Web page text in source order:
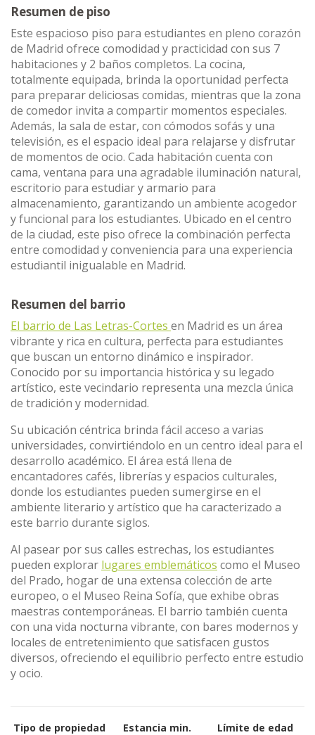
Resumen de piso
Este espacioso piso para estudiantes en pleno corazón
de Madrid ofrece comodidad y practicidad con sus 7
habitaciones y 2 baños completos. La cocina,
totalmente equipada, brinda la oportunidad perfecta
para preparar deliciosas comidas, mientras que la zona
de comedor invita a compartir momentos especiales.
Además, la sala de estar, con cómodos sofás y una
televisión, es el espacio ideal para relajarse y disfrutar
de momentos de ocio. Cada habitación cuenta con
cama, ventana para una agradable iluminación natural,
escritorio para estudiar y armario para
almacenamiento, garantizando un ambiente acogedor
y funcional para los estudiantes. Ubicado en el centro
de la ciudad, este piso ofrece la combinación perfecta
entre comodidad y conveniencia para una experiencia
estudiantil inigualable en Madrid.
Resumen del barrio
El barrio de Las Letras-Cortes en Madrid es un área
vibrante y rica en cultura, perfecta para estudiantes
que buscan un entorno dinámico e inspirador.
Conocido por su importancia histórica y su legado
artístico, este vecindario representa una mezcla única
de tradición y modernidad.
Su ubicación céntrica brinda fácil acceso a varias
universidades, convirtiéndolo en un centro ideal para el
desarrollo académico. El área está llena de
encantadores cafés, librerías y espacios culturales,
donde los estudiantes pueden sumergirse en el
ambiente literario y artístico que ha caracterizado a
este barrio durante siglos.
Al pasear por sus calles estrechas, los estudiantes
pueden explorar lugares emblemáticos como el Museo
del Prado, hogar de una extensa colección de arte
europeo, o el Museo Reina Sofía, que exhibe obras
maestras contemporáneas. El barrio también cuenta
con una vida nocturna vibrante, con bares modernos y
locales de entretenimiento que satisfacen gustos
diversos, ofreciendo el equilibrio perfecto entre estudio
y ocio.
Tipo de propiedad Estancia min. Límite de edad